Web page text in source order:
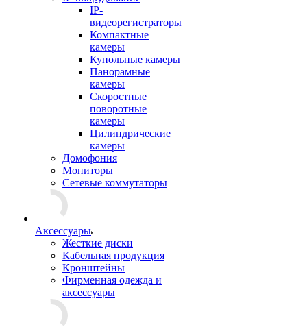
IP-
видеорегистраторы
Компактные
камеры
Купольные камеры
Панорамные
камеры
Скоростные
поворотные
камеры
Цилиндрические
камеры
Домофония
Мониторы
Сетевые коммутаторы
Аксессуары
Жесткие диски
Кабельная продукция
Кронштейны
Фирменная одежда и
аксессуары